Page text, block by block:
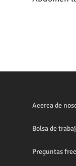
Acerca de
Bolsa de
Preguntas